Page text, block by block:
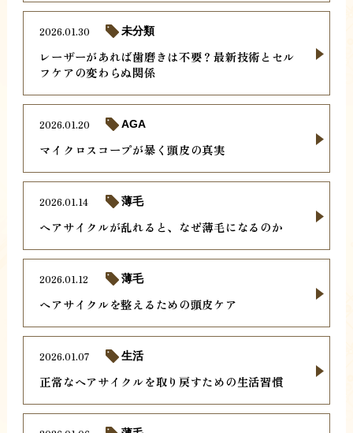
レーザーがあれば歯磨きは不要？最新技術とセル
フケアの変わらぬ関係
2026.01.30 未分類
マイクロスコープが暴く頭皮の真実
2026.01.20 AGA
ヘアサイクルが乱れると、なぜ薄毛になるのか
2026.01.14 薄毛
ヘアサイクルを整えるための頭皮ケア
2026.01.12 薄毛
正常なヘアサイクルを取り戻すための生活習慣
2026.01.07 生活